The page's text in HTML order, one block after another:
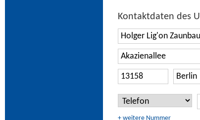
Kontaktdaten des
+ weitere Nummer